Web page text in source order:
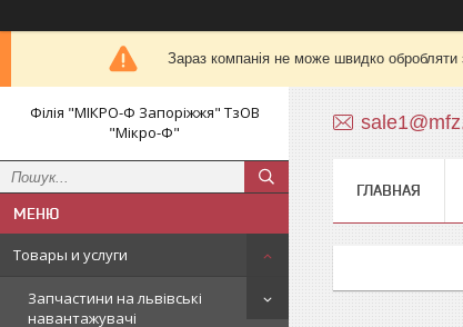
Зараз компанія не може швидко обробляти
Філія "МІКРО-Ф Запоріжжя" ТзОВ
"Мікро-Ф"
Товары и услуги
Запчастини на львівські
навантажувачі
ГЛАВНАЯ